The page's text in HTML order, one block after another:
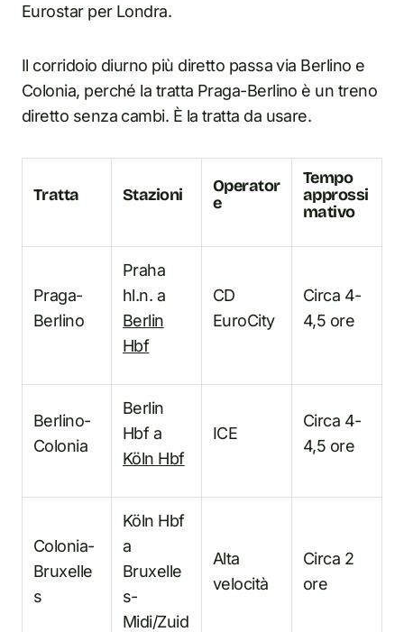
Eurostar per Londra.
Il corridoio diurno più diretto passa via Berlino e
Colonia, perché la tratta Praga-Berlino è un treno
diretto senza cambi. È la tratta da usare.
Tratta Stazioni
Operator
e
Tempo
approssi
mativo
Praga-
Berlino
Praha
hl.n. a
Berlin
Hbf
CD
EuroCity
Circa 4-
4,5 ore
Berlino-
Colonia
Berlin
Hbf a
Köln Hbf
ICE
Circa 4-
4,5 ore
Colonia-
Bruxelle
s
Köln Hbf
a
Bruxelle
s-
Midi/Zuid
Alta
velocità
Circa 2
ore